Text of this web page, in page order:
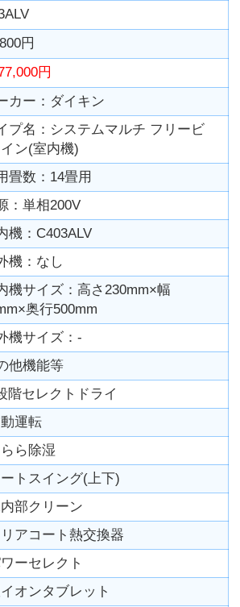
円
円
カー：ダイキン
プ名：システムマルチ フリービ
ン(室内機)
畳数：14畳用
：単相200V
機：C403ALV
機：なし
機サイズ：高さ230mm×幅
奥行500mm
機サイズ：-
他機能等
階セレクトドライ
動運転
らら除湿
ートスイング(上下)
内部クリーン
リアコート熱交換器
ワーセレクト
イオンタブレット